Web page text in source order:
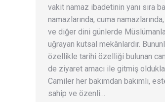
vakit namaz ibadetinin yanı sıra
namazlarında, cuma
ve diğer dini günlerde
uğrayan kutsal mekânlardır.
özellikle tarihi özelliği bulunan
de ziyaret amacı ile gitmiş
Camiler her bakımdan bakımlı,
sahip ve özenli…